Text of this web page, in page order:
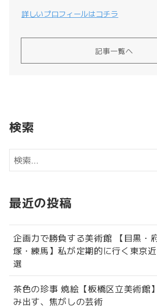
詳しいプロフィールはコチラ
記事一覧へ
検索
最近の投稿
企画力で勝負する美術館 【目黒・
塚・練馬】私が定期的に行く東京
選
茶色の珍事 焼絵【板橋区立美術館
み出す、焦がしの芸術